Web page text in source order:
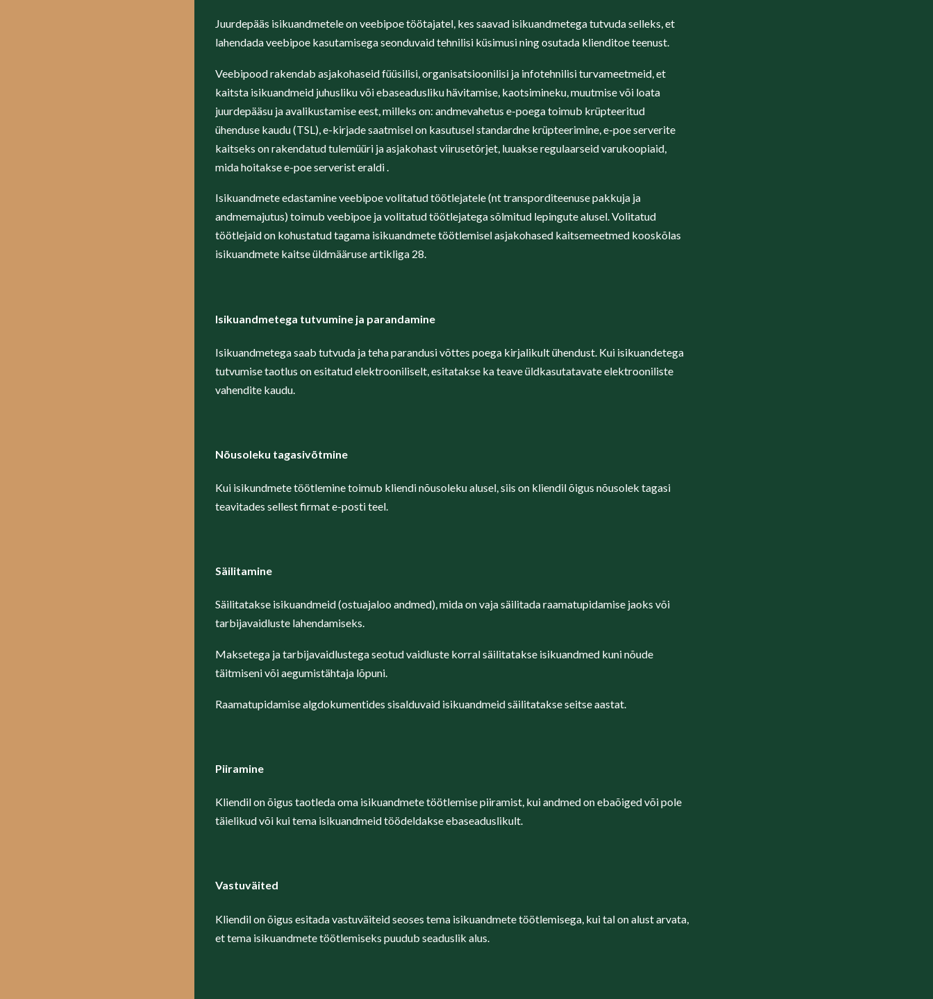
Juurdepääs isikuandmetele on veebipoe töötajatel, kes saavad isikuandmetega tutvuda selleks, et
lahendada veebipoe kasutamisega seonduvaid tehnilisi küsimusi ning osutada klienditoe teenust.
Veebipood rakendab asjakohaseid füüsilisi, organisatsioonilisi ja infotehnilisi turvameetmeid, et
kaitsta isikuandmeid juhusliku või ebaseadusliku hävitamise, kaotsimineku, muutmise või loata
juurdepääsu ja avalikustamise eest, milleks on: andmevahetus e-poega toimub krüpteeritud
ühenduse kaudu (TSL), e-kirjade saatmisel on kasutusel standardne krüpteerimine, e-poe serverite
kaitseks on rakendatud tulemüüri ja asjakohast viirusetõrjet, luuakse regulaarseid varukoopiaid,
mida hoitakse e-poe serverist eraldi .
Isikuandmete edastamine veebipoe volitatud töötlejatele (nt transporditeenuse pakkuja ja
andmemajutus) toimub veebipoe ja volitatud töötlejatega sõlmitud lepingute alusel. Volitatud
töötlejaid on kohustatud tagama isikuandmete töötlemisel asjakohased kaitsemeetmed kooskõlas
isikuandmete kaitse üldmääruse artikliga 28.
Isikuandmetega tutvumine ja parandamine
Isikuandmetega saab tutvuda ja teha parandusi võttes poega kirjalikult ühendust. Kui isikuandetega
tutvumise taotlus on esitatud elektrooniliselt, esitatakse ka teave üldkasutatavate elektrooniliste
vahendite kaudu.
Nõusoleku tagasivõtmine
Kui isikundmete töötlemine toimub kliendi nõusoleku alusel, siis on kliendil õigus nõusolek tagasi
teavitades sellest firmat e-posti teel.
Säilitamine
Säilitatakse isikuandmeid (ostuajaloo andmed), mida on vaja säilitada raamatupidamise jaoks või
tarbijavaidluste lahendamiseks.
Maksetega ja tarbijavaidlustega seotud vaidluste korral säilitatakse isikuandmed kuni nõude
täitmiseni või aegumistähtaja lõpuni.
Raamatupidamise algdokumentides sisalduvaid isikuandmeid säilitatakse seitse aastat.
Piiramine
Kliendil on õigus taotleda oma isikuandmete töötlemise piiramist, kui andmed on ebaõiged või pole
täielikud või kui tema isikuandmeid töödeldakse ebaseaduslikult.
Vastuväited
Kliendil on õigus esitada vastuväiteid seoses tema isikuandmete töötlemisega, kui tal on alust arvata,
et tema isikuandmete töötlemiseks puudub seaduslik alus.